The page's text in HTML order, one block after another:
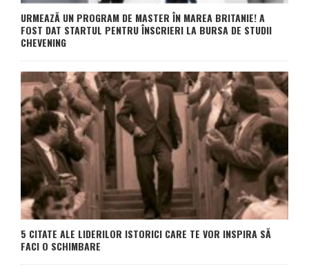
URMEAZĂ UN PROGRAM DE MASTER ÎN MAREA BRITANIE! A
FOST DAT STARTUL PENTRU ÎNSCRIERI LA BURSA DE STUDII
CHEVENING
5 CITATE ALE LIDERILOR ISTORICI CARE TE VOR INSPIRA SĂ
FACI O SCHIMBARE